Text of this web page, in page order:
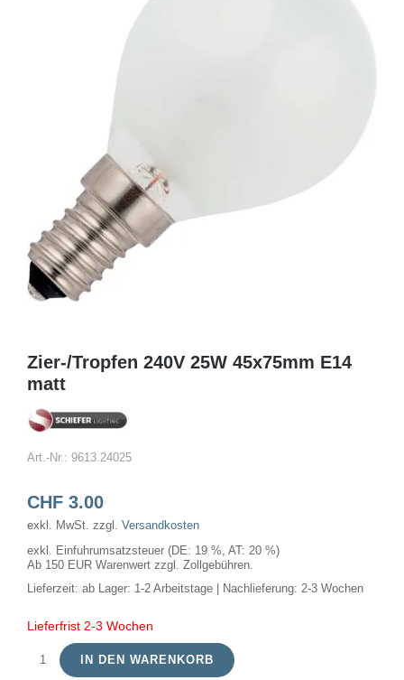
Zier-/Tropfen 240V 25W 45x75mm E14
matt
Art.-Nr.: 9613.24025
CHF3.00
exkl. MwSt. zzgl. Versandkosten
exkl. Einfuhrumsatzsteuer (DE: 19 %, AT: 20 %)
Ab 150 EUR Warenwert zzgl. Zollgebühren.
Lieferzeit: ab Lager: 1-2 Arbeitstage | Nachlieferung: 2-3 Wochen
Lieferfrist 2-3 Wochen
Zier-/Tropfen
IN DEN WARENKORB